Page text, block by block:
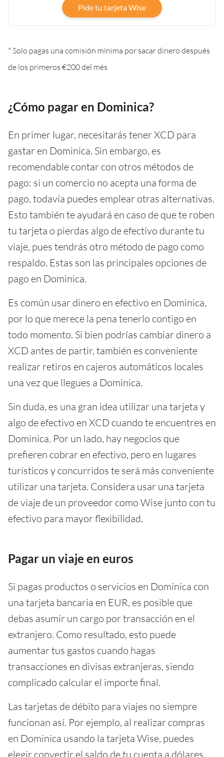
Pide tu tarjeta Wise
* Solo pagas una comisión mínima por sacar dinero después
de los primeros €200 del més
¿Cómo pagar en Dominica?
En primer lugar, necesitarás tener XCD para
gastar en Dominica. Sin embargo, es
recomendable contar con otros métodos de
pago: si un comercio no acepta una forma de
pago, todavía puedes emplear otras alternativas.
Esto también te ayudará en caso de que te roben
tu tarjeta o pierdas algo de efectivo durante tu
viaje, pues tendrás otro método de pago como
respaldo. Estas son las principales opciones de
pago en Dominica.
Es común usar dinero en efectivo en Dominica,
por lo que merece la pena tenerlo contigo en
todo momento. Si bien podrías cambiar dinero a
XCD antes de partir, también es conveniente
realizar retiros en cajeros automáticos locales
una vez que llegues a Dominica.
Sin duda, es una gran idea utilizar una tarjeta y
algo de efectivo en XCD cuando te encuentres en
Dominica. Por un lado, hay negocios que
prefieren cobrar en efectivo, pero en lugares
turísticos y concurridos te será más conveniente
utilizar una tarjeta. Considera usar una tarjeta
de viaje de un proveedor como Wise junto con tu
efectivo para mayor flexibilidad.
Pagar un viaje en euros
Si pagas productos o servicios en Dominica con
una tarjeta bancaria en EUR, es posible que
debas asumir un cargo por transacción en el
extranjero. Como resultado, esto puede
aumentar tus gastos cuando hagas
transacciones en divisas extranjeras, siendo
complicado calcular el importe final.
Las tarjetas de débito para viajes no siempre
funcionan así. Por ejemplo, al realizar compras
en Dominica usando la tarjeta Wise, puedes
elegir convertir el saldo de tu cuenta a dólares